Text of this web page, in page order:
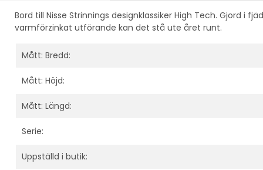
Bord till Nisse Strinnings designklassiker High Tech. Gjord i
varmförzinkat utförande kan det stå ute året runt.
Mått: Bredd:
Mått: Höjd:
Mått: Längd:
Serie:
Uppställd i butik: